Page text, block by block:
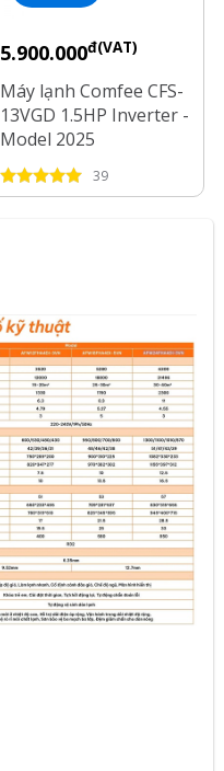
5.900.000đ(VAT)
Máy lạnh Comfee CFS-
13VGD 1.5HP Inverter -
Model 2025
39